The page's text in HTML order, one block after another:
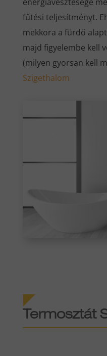
fűtési teljesítményt.
mekkora a fürdő
majd figyelembe kell
(milyen gyorsan kell
Szigethalom
Termosztát